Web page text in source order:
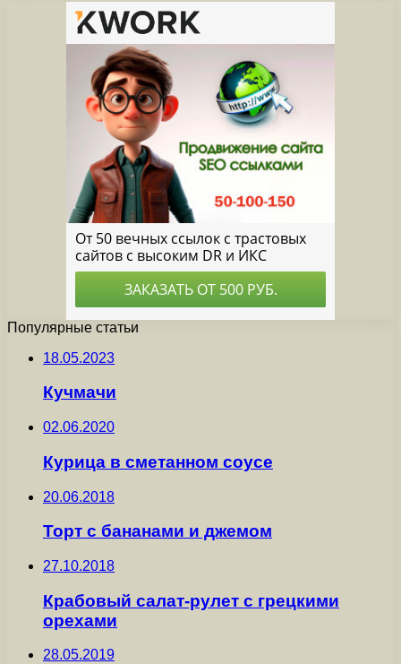
Популярные статьи
18.05.2023
Кучмачи
02.06.2020
Курица в сметанном соусе
20.06.2018
Торт с бананами и джемом
27.10.2018
Крабовый салат-рулет с грецкими
орехами
28.05.2019